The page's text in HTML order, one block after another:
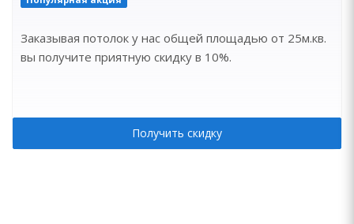
Заказывая потолок у нас общей площадью от 25м.кв.
вы получите приятную скидку в 10%.
Получить скидку